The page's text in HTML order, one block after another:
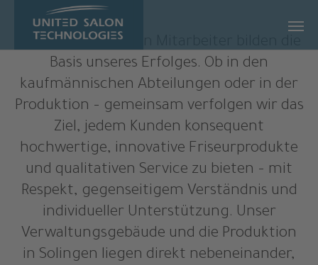
Zum Hauptinhalt springen
Unsere engagierten Mitarbeiter bilden die
Basis unseres Erfolges. Ob in den
kaufmännischen Abteilungen oder in der
Produktion – gemeinsam verfolgen wir das
Ziel, jedem Kunden konsequent
hochwertige, innovative Friseurprodukte
und qualitativen Service zu bieten – mit
Respekt, gegenseitigem Verständnis und
individueller Unterstützung. Unser
Verwaltungsgebäude und die Produktion
in Solingen liegen direkt nebeneinander,